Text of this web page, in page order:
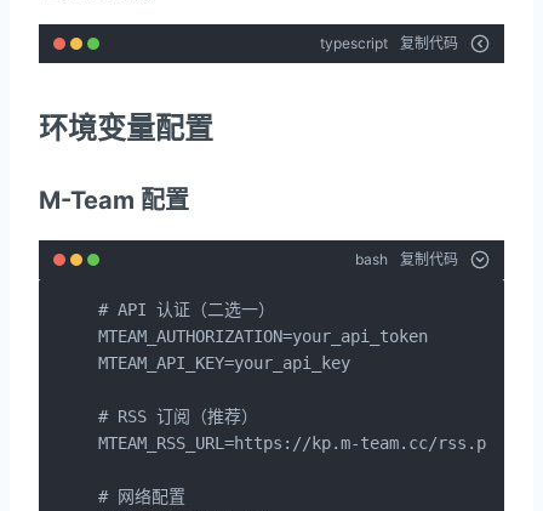
typescript 复制代码
环境变量配置
M-Team 配置
bash 复制代码
# API 认证（二选一）
MTEAM_AUTHORIZATION=your_api_token
MTEAM_API_KEY=your_api_key
# RSS 订阅（推荐）
MTEAM_RSS_URL=https://kp.m-team.cc/
# 网络配置